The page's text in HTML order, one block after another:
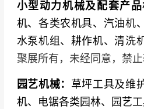
小型动力机械及配套产
机、各类农机具、汽油机
水泵机组、耕作机、清洗
聚展所有，未经同意，禁止
园艺机械： 草坪工具及维
机、电锯各类园林、园艺